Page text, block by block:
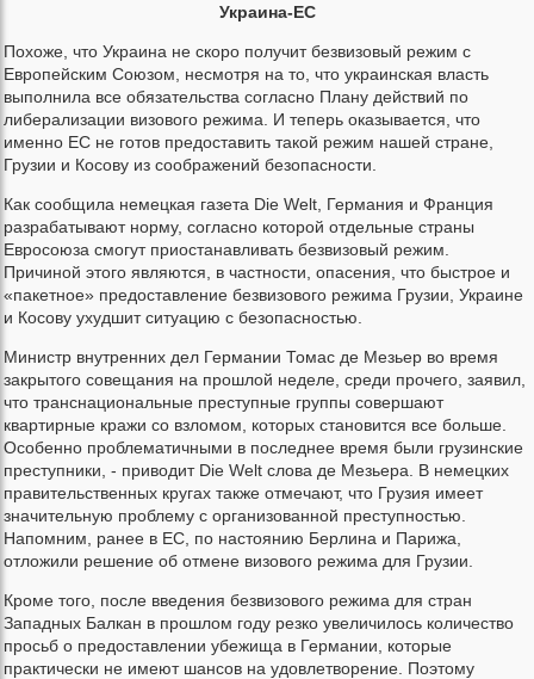
Украина-ЕС
Похоже, что Украина не скоро получит безвизовый режим с
Европейским Союзом, несмотря на то, что украинская власть
выполнила все обязательства согласно Плану действий по
либерализации визового режима. И теперь оказывается, что
именно ЕС не готов предоставить такой режим нашей стране,
Грузии и Косову из соображений безопасности.
Как сообщила немецкая газета Die Welt, Германия и Франция
разрабатывают норму, согласно которой отдельные страны
Евросоюза смогут приостанавливать безвизовый режим.
Причиной этого являются, в частности, опасения, что быстрое и
«пакетное» предоставление безвизового режима Грузии, Украине
и Косову ухудшит ситуацию с безопасностью.
Министр внутренних дел Германии Томас де Мезьер во время
закрытого совещания на прошлой неделе, среди прочего, заявил,
что транснациональные преступные группы совершают
квартирные кражи со взломом, которых становится все больше.
Особенно проблематичными в последнее время были грузинские
преступники, - приводит Die Welt слова де Мезьера. В немецких
правительственных кругах также отмечают, что Грузия имеет
значительную проблему с организованной преступностью.
Напомним, ранее в ЕС, по настоянию Берлина и Парижа,
отложили решение об отмене визового режима для Грузии.
Кроме того, после введения безвизового режима для стран
Западных Балкан в прошлом году резко увеличилось количество
просьб о предоставлении убежища в Германии, которые
практически не имеют шансов на удовлетворение. Поэтому